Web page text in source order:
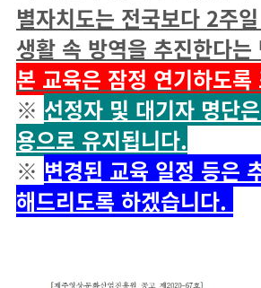
별자치도는 전국보다 2주
생활 속 방역을 추진한다는
본 교육은 잠정 연기하도록
※ 선정자 및 대기자 명단
용으로 유지됩니다.
※ 변경된 교육 일정 등은
해드리도록 하겠습니다.